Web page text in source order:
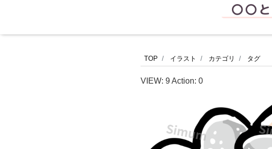
博
士
イ
TOP イラスト カテゴリ タグ
VIEW: 9Action: 0